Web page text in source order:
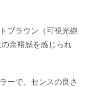
ブラウン（可視光線
余裕感を感じられ
ーで、センスの良さ